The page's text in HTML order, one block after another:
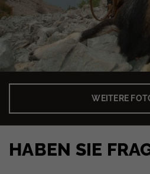
WEITERE
HABEN SIE